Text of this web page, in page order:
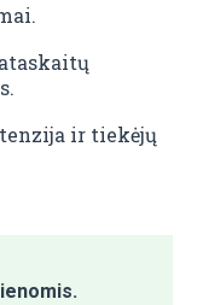
ir tiekėjų